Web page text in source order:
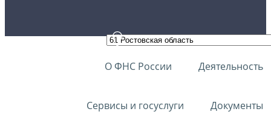
О ФНС России Деятельность
Сервисы и госуслуги Документы